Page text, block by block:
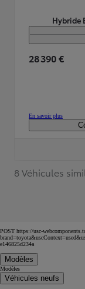
Hybride
28 390 €
En savoir plus
8 Véhicules
POST https://usc-
e146825d234a
Modèles
Modèles
Véhicules neufs